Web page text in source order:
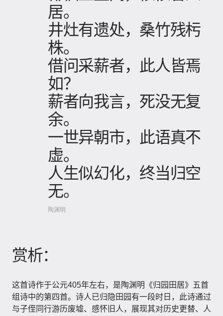
居。
井灶有遗处，桑竹残杇
株。
借问采薪者，此人皆焉
如？
薪者向我言，死没无复
余。
一世异朝市，此语真不
虚。
人生似幻化，终当归空
无。
陶渊明
赏析：
这首诗作于公元405年左右，是陶渊明《归园田居》五首
组诗中的第四首。诗人已归隐田园有一段时日，此诗通过
与子侄同行游历废墟、感怀旧人，展现其对历史更替、人